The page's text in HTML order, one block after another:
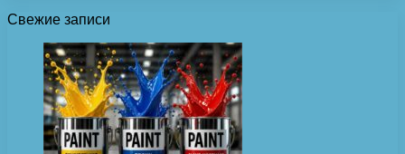
Свежие записи